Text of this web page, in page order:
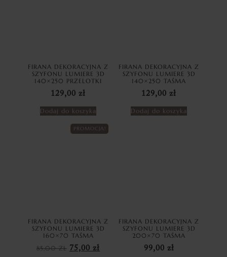
FIRANA DEKORACYJNA Z
SZYFONU LUMIERE 3D
140×250 PRZELOTKI
129,00 zł
Dodaj do koszyka
FIRANA DEKORACYJNA Z
SZYFONU LUMIERE 3D
140×250 TAŚMA
129,00 zł
Dodaj do koszyka
PROMOCJA!
FIRANA DEKORACYJNA Z
SZYFONU LUMIERE 3D
160×70 TAŚMA
85,00ZŁ 75,00 zł
FIRANA DEKORACYJNA Z
SZYFONU LUMIERE 3D
200×70 TAŚMA
99,00 zł